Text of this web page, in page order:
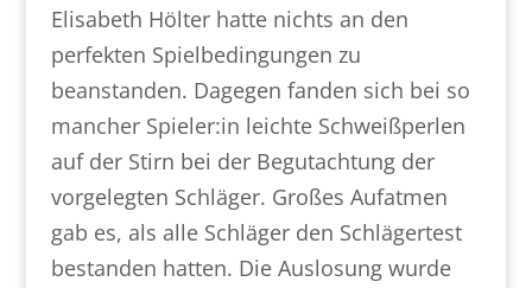
Elisabeth Hölter hatte nichts an den
perfekten Spielbedingungen zu
beanstanden. Dagegen fanden sich bei so
mancher Spieler:in leichte Schweißperlen
auf der Stirn bei der Begutachtung der
vorgelegten Schläger. Großes Aufatmen
gab es, als alle Schläger den Schlägertest
bestanden hatten. Die Auslosung wurde